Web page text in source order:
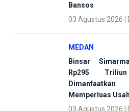
Bansos
03 Agustus 2026 |
MEDAN
Binsar
Rp295
Memperluas
03 Agustus 2026 |